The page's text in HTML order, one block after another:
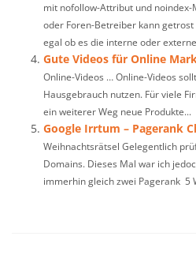
mit nofollow-Attribut und
oder Foren-Betreiber kann
egal ob es die interne oder
Gute Videos für Online
Online-Videos … Online-Videos
Hausgebrauch nutzen. Für viele
ein weiterer Weg neue Produkte...
Google Irrtum – Pagerank
Weihnachtsrätsel Gelegentlich
Domains. Dieses Mal war ich
immerhin gleich zwei Pagerank 5